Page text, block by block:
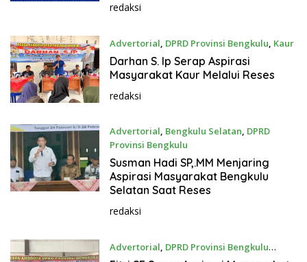
redaksi
Advertorial, DPRD Provinsi Bengkulu, Kaur
Februari 28, 2025
Darhan S. Ip Serap Aspirasi
Masyarakat Kaur Melalui Reses
redaksi
Advertorial, Bengkulu Selatan, DPRD
Provinsi Bengkulu
Februari 28, 2025
Susman Hadi SP,.MM Menjaring
Aspirasi Masyarakat Bengkulu
Selatan Saat Reses
redaksi
Advertorial, DPRD Provinsi Bengkulu